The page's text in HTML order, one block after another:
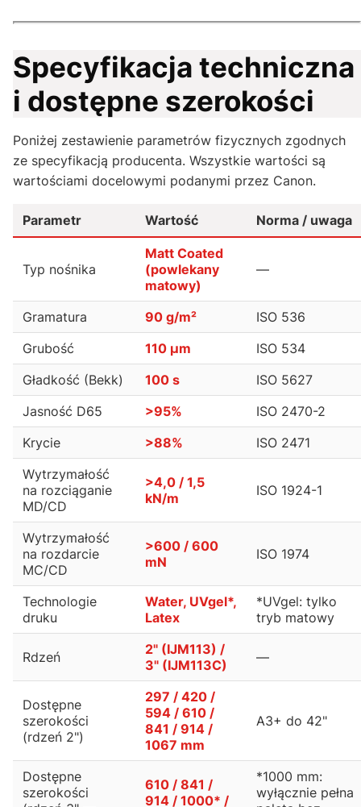
Specyfikacja techniczna
i dostępne szerokości
Poniżej zestawienie parametrów fizycznych zgodnych
ze specyfikacją producenta. Wszystkie wartości są
wartościami docelowymi podanymi przez Canon.
Parametr Wartość Norma / uwaga
Typ nośnika
Matt Coated
(powlekany
matowy)
—
Gramatura 90 g/m²
ISO 536
Grubość
110 µm
ISO 534
Gładkość (Bekk)
100 s
ISO 5627
Jasność D65
>95%
ISO 2470-2
Krycie
>88%
ISO 2471
Wytrzymałość
na rozciąganie
MD/CD
>4,0 / 1,5
kN/m
ISO 1924-1
Wytrzymałość
na rozdarcie
MC/CD
>600 / 600
mN
ISO 1974
Technologie
druku
Water, UVgel*,
Latex
*UVgel: tylko
tryb matowy
Rdzeń
2" (IJM113) /
3" (IJM113C)
—
Dostępne
szerokości
(rdzeń 2")
297 / 420 /
594 / 610 /
841 / 914 /
1067 mm
A3+ do 42"
Dostępne
szerokości
610 / 841 /
914 / 1000* /
*1000 mm:
wyłącznie pełna